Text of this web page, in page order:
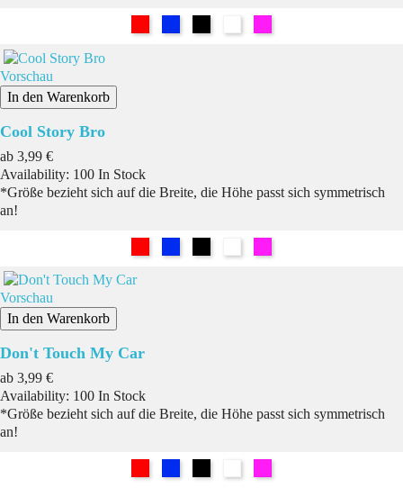
Vorschau
In den Warenkorb
Cool Story Bro
ab Preis
3,99 €
Availability: 100 In Stock
*Größe bezieht sich auf die Breite, die Höhe passt sich symmetrisch
an!
Vorschau
In den Warenkorb
Don't Touch My Car
ab Preis
3,99 €
Availability: 100 In Stock
*Größe bezieht sich auf die Breite, die Höhe passt sich symmetrisch
an!